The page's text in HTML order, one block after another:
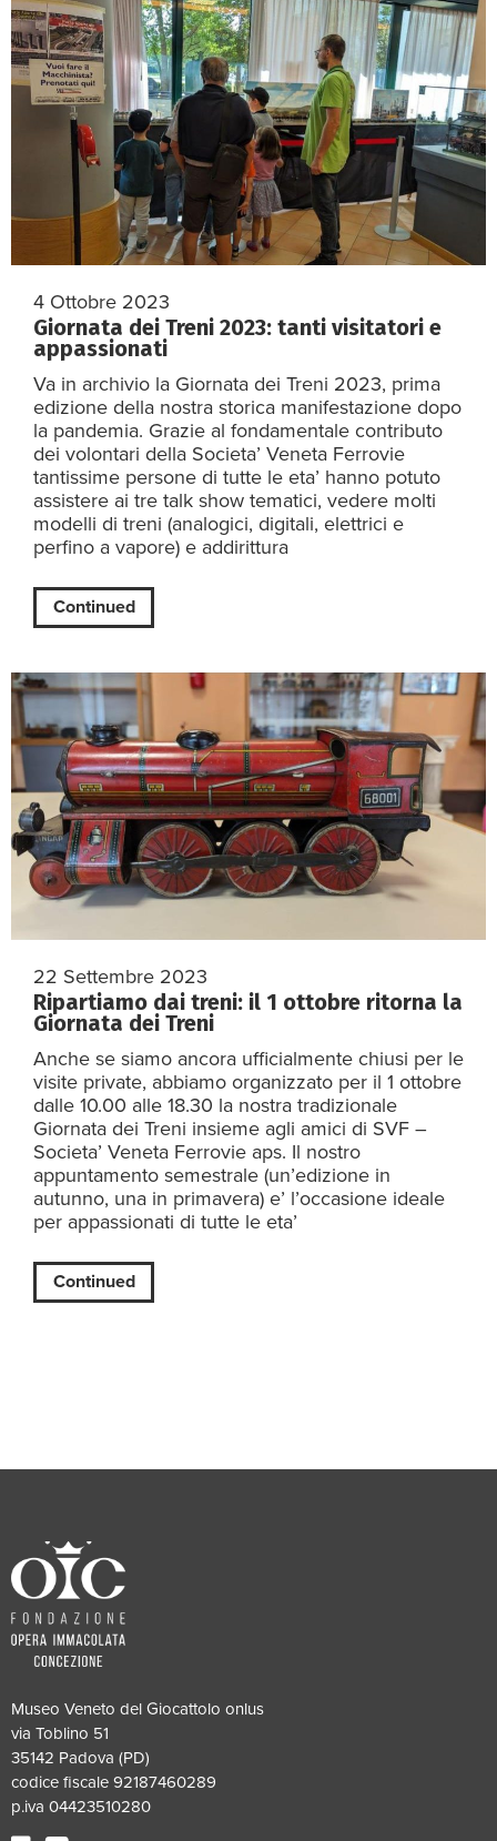
4 Ottobre 2023
Giornata dei Treni 2023: tanti visitatori e
appassionati
Va in archivio la Giornata dei Treni 2023, prima
edizione della nostra storica manifestazione dopo
la pandemia. Grazie al fondamentale contributo
dei volontari della Societa’ Veneta Ferrovie
tantissime persone di tutte le eta’ hanno potuto
assistere ai tre talk show tematici, vedere molti
modelli di treni (analogici, digitali, elettrici e
perfino a vapore) e addirittura
Continued
22 Settembre 2023
Ripartiamo dai treni: il 1 ottobre ritorna la
Giornata dei Treni
Anche se siamo ancora ufficialmente chiusi per le
visite private, abbiamo organizzato per il 1 ottobre
dalle 10.00 alle 18.30 la nostra tradizionale
Giornata dei Treni insieme agli amici di SVF –
Societa’ Veneta Ferrovie aps. Il nostro
appuntamento semestrale (un’edizione in
autunno, una in primavera) e’ l’occasione ideale
per appassionati di tutte le eta’
Continued
Museo Veneto del Giocattolo onlus
via Toblino 51
35142 Padova (PD)
codice fiscale 92187460289
p.iva 04423510280